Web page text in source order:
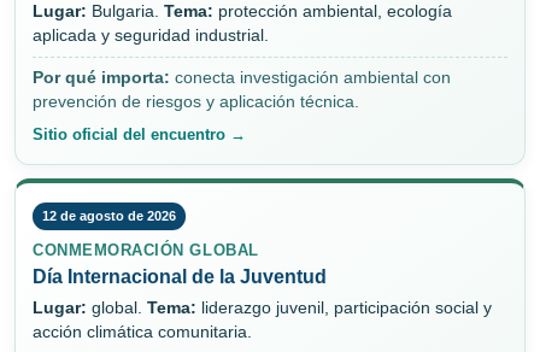
Lugar: Bulgaria. Tema: protección ambiental, ecología
aplicada y seguridad industrial.
Por qué importa: conecta investigación ambiental con
prevención de riesgos y aplicación técnica.
Sitio oficial del encuentro →
12 de agosto de 2026
CONMEMORACIÓN GLOBAL
Día Internacional de la Juventud
Lugar: global. Tema: liderazgo juvenil, participación social y
acción climática comunitaria.